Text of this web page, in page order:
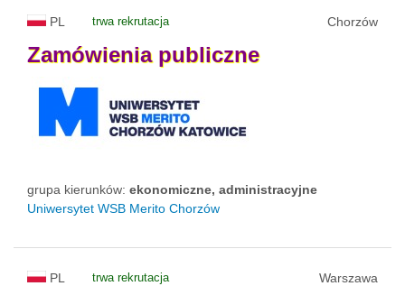
PL trwa rekrutacja Chorzów
Zamówienia publiczne
grupa kierunków: ekonomiczne, administracyjne
Uniwersytet WSB Merito Chorzów
PL trwa rekrutacja Warszawa